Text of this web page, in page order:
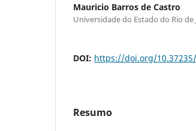
Mauricio Barros de Castro
Universidade do Estado do Rio de
DOI: https://doi.org/
Resumo